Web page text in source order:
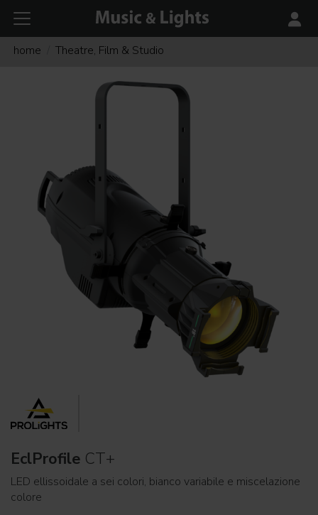
home Theatre, Film & Studio
EclProfile CT+
LED ellissoidale a sei colori, bianco variabile e miscelazione
colore